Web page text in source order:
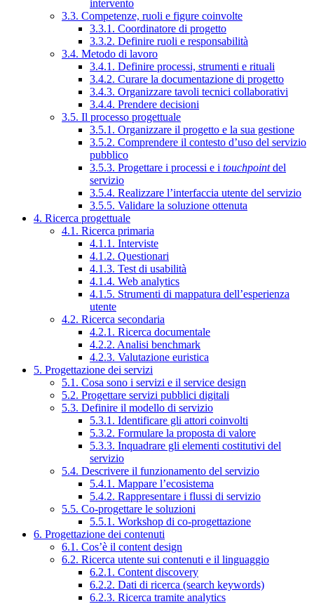
intervento
3.3. Competenze, ruoli e figure coinvolte
3.3.1. Coordinatore di progetto
3.3.2. Definire ruoli e responsabilità
3.4. Metodo di lavoro
3.4.1. Definire processi, strumenti e rituali
3.4.2. Curare la documentazione di progetto
3.4.3. Organizzare tavoli tecnici collaborativi
3.4.4. Prendere decisioni
3.5. Il processo progettuale
3.5.1. Organizzare il progetto e la sua gestione
3.5.2. Comprendere il contesto d’uso del servizio
pubblico
3.5.3. Progettare i processi e i touchpointdel
servizio
3.5.4. Realizzare l’interfaccia utente del servizio
3.5.5. Validare la soluzione ottenuta
4. Ricerca progettuale
4.1. Ricerca primaria
4.1.1. Interviste
4.1.2. Questionari
4.1.3. Test di usabilità
4.1.4. Web analytics
4.1.5. Strumenti di mappatura dell’esperienza
utente
4.2. Ricerca secondaria
4.2.1. Ricerca documentale
4.2.2. Analisi benchmark
4.2.3. Valutazione euristica
5. Progettazione dei servizi
5.1. Cosa sono i servizi e il service design
5.2. Progettare servizi pubblici digitali
5.3. Definire il modello di servizio
5.3.1. Identificare gli attori coinvolti
5.3.2. Formulare la proposta di valore
5.3.3. Inquadrare gli elementi costitutivi del
servizio
5.4. Descrivere il funzionamento del servizio
5.4.1. Mappare l’ecosistema
5.4.2. Rappresentare i flussi di servizio
5.5. Co-progettare le soluzioni
5.5.1. Workshop di co-progettazione
6. Progettazione dei contenuti
6.1. Cos’è il content design
6.2. Ricerca utente sui contenuti e il linguaggio
6.2.1. Content discovery
6.2.2. Dati di ricerca (search keywords)
6.2.3. Ricerca tramite analytics